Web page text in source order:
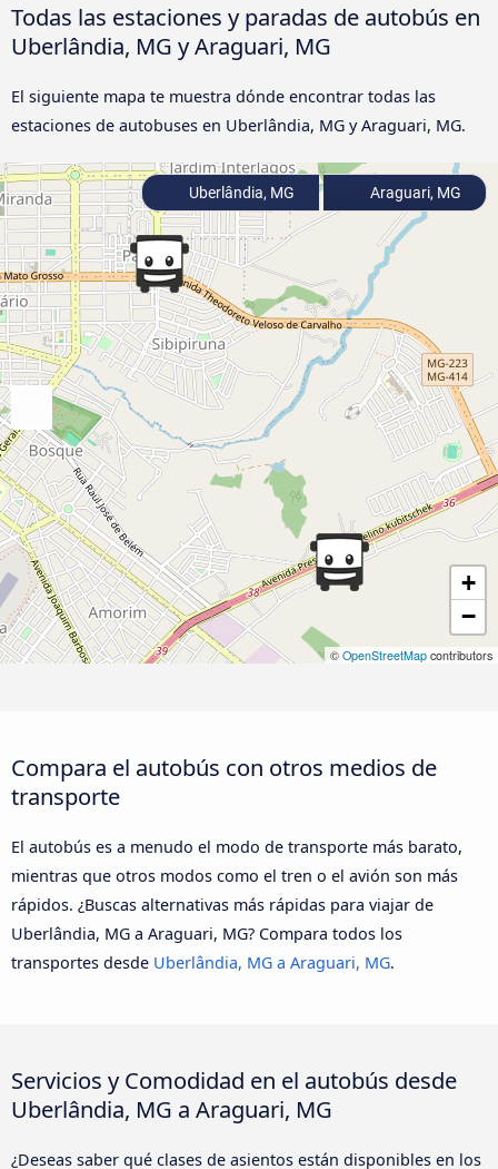
Todas las estaciones y paradas de autobús en
Uberlândia, MG y Araguari, MG
El siguiente mapa te muestra dónde encontrar todas las
estaciones de autobuses en Uberlândia, MG y Araguari, MG.
+
−
© OpenStreetMap contributors
Uberlândia, MG Araguari, MG
Compara el autobús con otros medios de
transporte
El autobús es a menudo el modo de transporte más barato,
mientras que otros modos como el tren o el avión son más
rápidos. ¿Buscas alternativas más rápidas para viajar de
Uberlândia, MG a Araguari, MG? Compara todos los
transportes desde Uberlândia, MG a Araguari, MG.
Servicios y Comodidad en el autobús desde
Uberlândia, MG a Araguari, MG
¿Deseas saber qué clases de asientos están disponibles en los